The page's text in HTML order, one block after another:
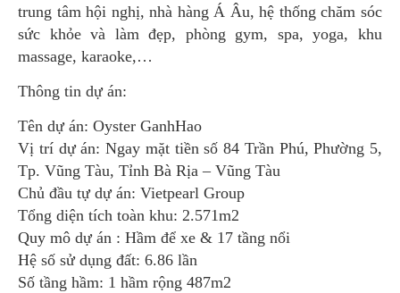
trung tâm hội nghị, nhà hàng Á Âu, hệ thống chăm sóc
sức khỏe và làm đẹp, phòng gym, spa, yoga, khu
massage, karaoke,…
Thông tin dự án:
Tên dự án: Oyster GanhHao
Vị trí dự án: Ngay mặt tiền số 84 Trần Phú, Phường 5,
Tp. Vũng Tàu, Tỉnh Bà Rịa – Vũng Tàu
Chủ đầu tự dự án: Vietpearl Group
Tổng diện tích toàn khu: 2.571m2
Quy mô dự án : Hầm để xe & 17 tầng nổi
Hệ số sử dụng đất: 6.86 lần
Số tầng hầm: 1 hầm rộng 487m2